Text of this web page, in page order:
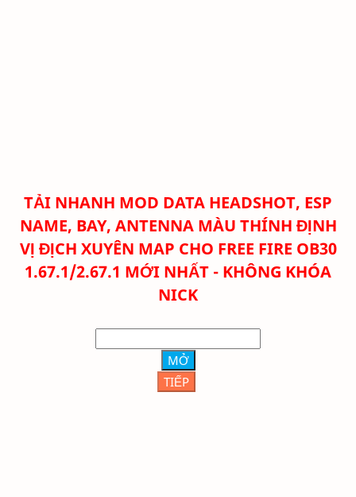
TẢI NHANH MOD DATA HEADSHOT, ESP
NAME, BAY, ANTENNA MÀU THÍNH ĐỊNH
VỊ ĐỊCH XUYÊN MAP CHO FREE FIRE OB30
1.67.1/2.67.1 MỚI NHẤT - KHÔNG KHÓA
NICK
MỞ
TIẾP